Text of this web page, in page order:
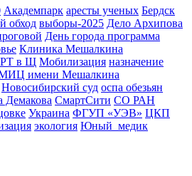
Академпарк аресты ученых Бердск
обход выборы-2025 Дело Архипова
День города программа
Клиника Мешалкина
в Щ Мобилизация назначение
имени Мешалкина
Новосибирский суд оспа обезьян
Демакова СмартСити СО РАН
Украина ФГУП «УЭВ» ЦКП
экология Юный_медик